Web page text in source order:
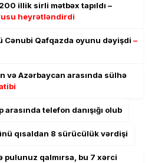
illik sirli mətbəx tapıldı –
heyrətləndirdi
Cənubi Qafqazda oyunu dəyişdi –
və Azərbaycan arasında sülhə
telefon danışığı olub
qısaldan 8 sürücülük vərdişi
pulunuz qalmırsa, bu 7 xərci